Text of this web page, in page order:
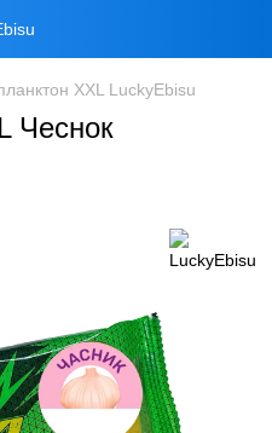
XXL LuckyEbisu
Чеснок